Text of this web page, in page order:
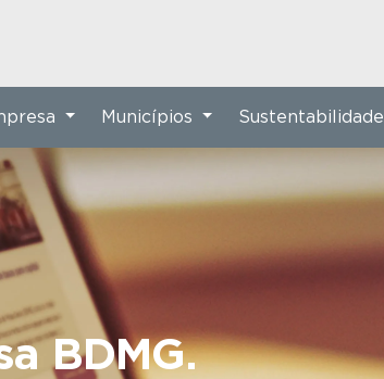
BDMG.
Municípios Sustentabilidade